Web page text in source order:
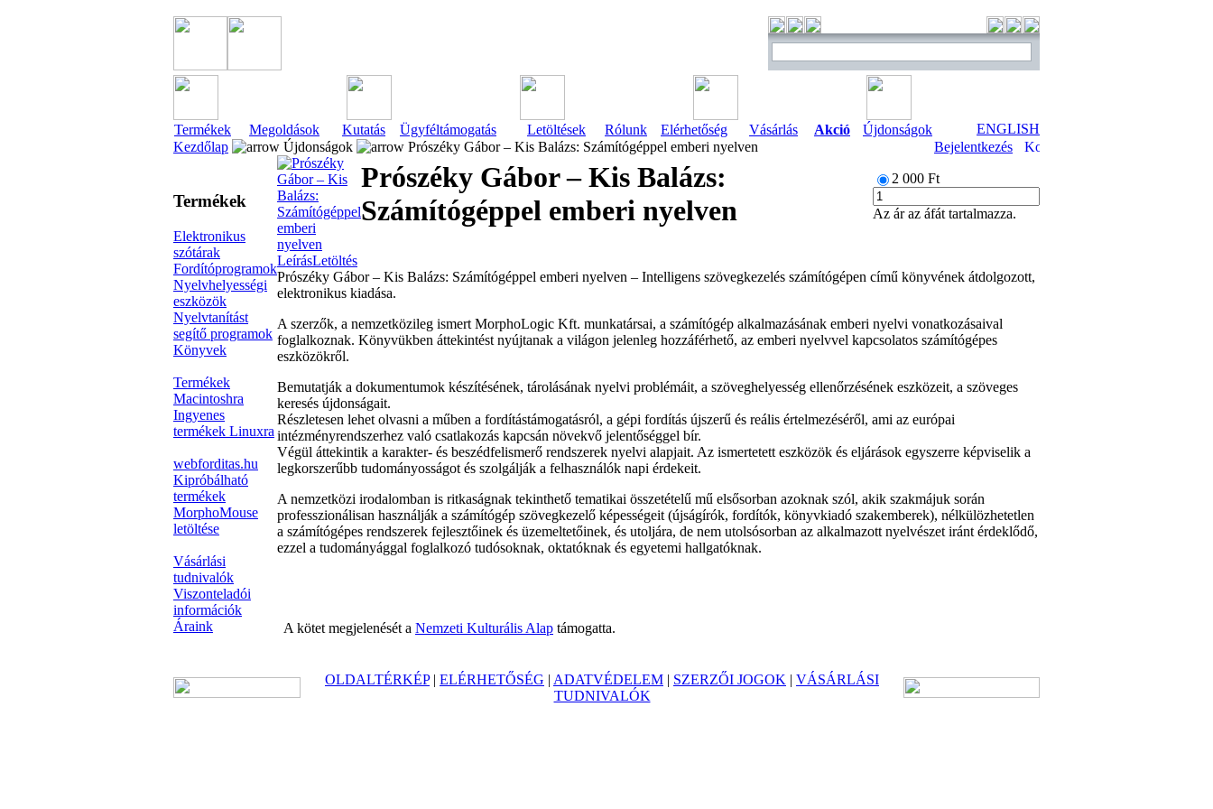
Termékek Megoldások Kutatás Ügyféltámogatás Letöltések Rólunk Elérhetőség Vásárlás Akció Újdonságok
ENGLISH
Kezdőlap
Újdonságok Prószéky Gábor – Kis Balázs: Számítógéppel emberi nyelven Bejelentkezés
Termékek
Elektronikus
szótárak
Fordítóprogramok
Nyelvhelyességi
eszközök
Nyelvtanítást
segítő programok
Könyvek
Termékek
Macintoshra
Ingyenes
termékek Linuxra
webforditas.hu
Kipróbálható
termékek
MorphoMouse
letöltése
Vásárlási
tudnivalók
Viszonteladói
információk
Áraink
Prószéky Gábor – Kis Balázs:
Számítógéppel emberi nyelven
2 000 Ft
Az ár az áfát tartalmazza.
LeírásLetöltés
Prószéky Gábor – Kis Balázs: Számítógéppel emberi nyelven – Intelligens szövegkezelés számítógépen című könyvének átdolgozott,
elektronikus kiadása.
A szerzők, a nemzetközileg ismert MorphoLogic Kft. munkatársai, a számítógép alkalmazásának emberi nyelvi vonatkozásaival
foglalkoznak. Könyvükben áttekintést nyújtanak a világon jelenleg hozzáférhető, az emberi nyelvvel kapcsolatos számítógépes
eszközökről.
Bemutatják a dokumentumok készítésének, tárolásának nyelvi problémáit, a szöveghelyesség ellenőrzésének eszközeit, a szöveges
keresés újdonságait.
Részletesen lehet olvasni a műben a fordítástámogatásról, a gépi fordítás újszerű és reális értelmezéséről, ami az európai
intézményrendszerhez való csatlakozás kapcsán növekvő jelentőséggel bír.
Végül áttekintik a karakter- és beszédfelismerő rendszerek nyelvi alapjait. Az ismertetett eszközök és eljárások egyszerre képviselik a
legkorszerűbb tudományosságot és szolgálják a felhasználók napi érdekeit.
A nemzetközi irodalomban is ritkaságnak tekinthető tematikai összetételű mű elsősorban azoknak szól, akik szakmájuk során
professzionálisan használják a számítógép szövegkezelő képességeit (újságírók, fordítók, könyvkiadó szakemberek), nélkülözhetetlen
a számítógépes rendszerek fejlesztőinek és üzemeltetőinek, és utoljára, de nem utolsósorban az alkalmazott nyelvészet iránt érdeklődő,
ezzel a tudományággal foglalkozó tudósoknak, oktatóknak és egyetemi hallgatóknak.
A kötet megjelenését a Nemzeti Kulturális Alap támogatta.
OLDALTÉRKÉP| ELÉRHETŐSÉG | ADATVÉDELEM | SZERZŐI JOGOK | VÁSÁRLÁSI
TUDNIVALÓK